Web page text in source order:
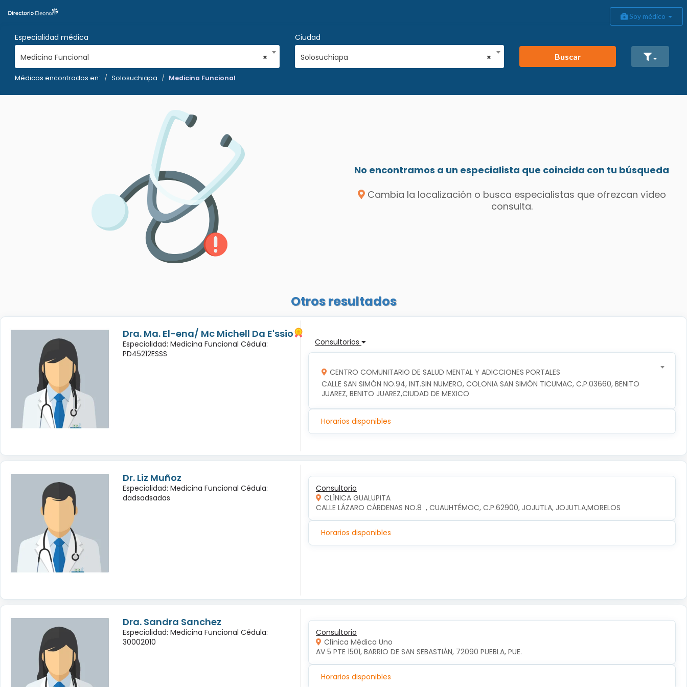
Soy médico
Especialidad médica
×
Medicina Funcional
Ciudad
×
Solosuchiapa Buscar
Médicos encontrados en: Solosuchiapa Medicina Funcional
No encontramos a un especialista que coincida con tu búsqueda
Cambia la localización o busca especialistas que ofrezcan vídeo
consulta.
Otros resultados
Dra. Ma. El-ena/ Mc Michell Da E'ssio
Especialidad: Medicina Funcional Cédula:
PD45212ESSS
Consultorios
CENTRO COMUNITARIO DE SALUD MENTAL Y ADICCIONES PORTALES
CALLE SAN SIMÓN NO.94, INT.SIN NUMERO, COLONIA SAN SIMÓN TICUMAC, C.P.03660, BENITO
JUAREZ, BENITO JUAREZ,CIUDAD DE MEXICO
Horarios disponibles
Dr. Liz Muñoz
Especialidad: Medicina Funcional Cédula:
dadsadsadas
Consultorio
CLÍNICA GUALUPITA
CALLE LÁZARO CÁRDENAS NO.8  , CUAUHTÉMOC, C.P.62900, JOJUTLA, JOJUTLA,MORELOS
Horarios disponibles
Dra. Sandra Sanchez
Especialidad: Medicina Funcional Cédula:
30002010
Consultorio
Clínica Médica Uno
AV 5 PTE 1501, BARRIO DE SAN SEBASTIÁN, 72090 PUEBLA, PUE.
Horarios disponibles